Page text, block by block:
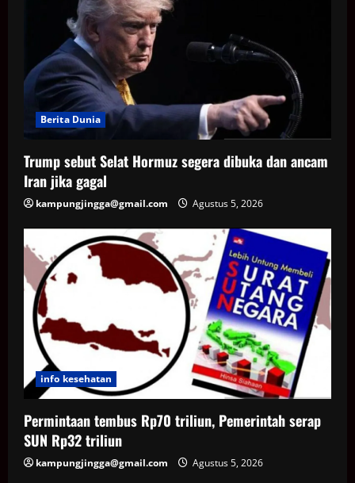
Berita Dunia
Trump sebut Selat Hormuz segera dibuka dan ancam
Iran jika gagal
kampungjingga@gmail.com Agustus 5, 2026
info kesehatan
Permintaan tembus Rp70 triliun, Pemerintah serap
SUN Rp32 triliun
kampungjingga@gmail.com Agustus 5, 2026